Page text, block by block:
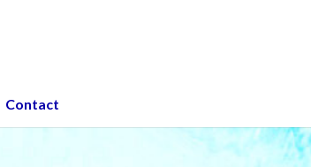
Contact